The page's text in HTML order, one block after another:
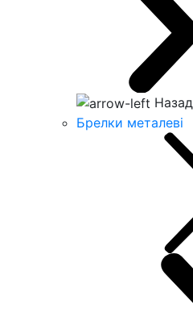
Назад
Брелки металеві